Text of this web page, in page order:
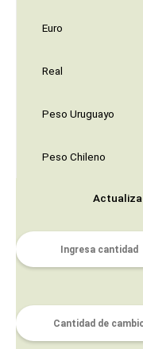
Euro
Real
Peso Uruguayo
Peso Chileno